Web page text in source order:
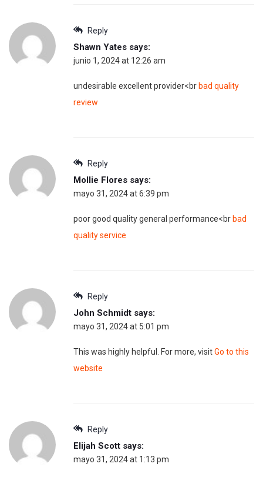
Reply
Shawn Yates says:
junio 1, 2024 at 12:26 am
undesirable excellent provider<br bad quality
review
Reply
Mollie Flores says:
mayo 31, 2024 at 6:39 pm
poor good quality general performance<br bad
quality service
Reply
John Schmidt says:
mayo 31, 2024 at 5:01 pm
This was highly helpful. For more, visitGo to this
website
Reply
Elijah Scott says:
mayo 31, 2024 at 1:13 pm